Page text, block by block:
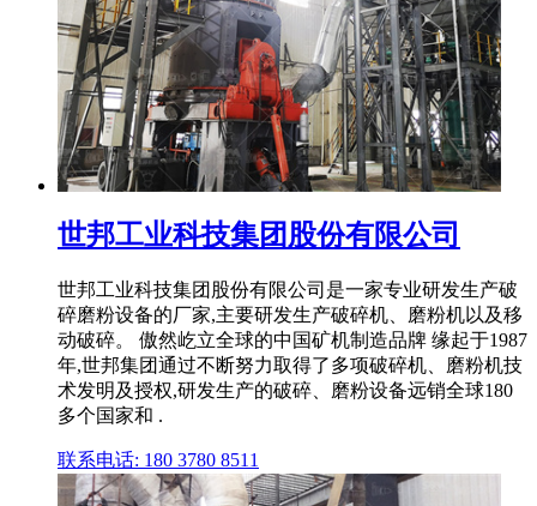
世邦工业科技集团股份有限公司
世邦工业科技集团股份有限公司是一家专业研发生产破
碎磨粉设备的厂家,主要研发生产破碎机、磨粉机以及移
动破碎。 傲然屹立全球的中国矿机制造品牌 缘起于1987
年,世邦集团通过不断努力取得了多项破碎机、磨粉机技
术发明及授权,研发生产的破碎、磨粉设备远销全球180
多个国家和 .
联系电话: 180 3780 8511